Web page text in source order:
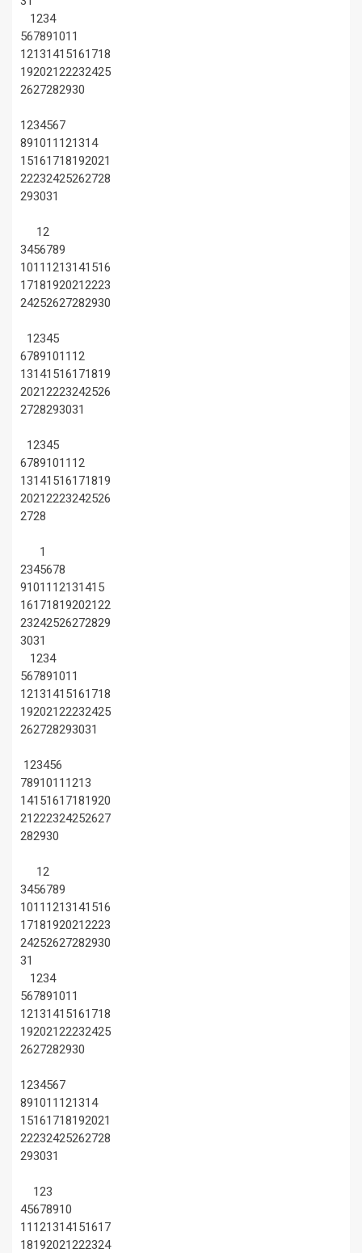
1234
567891011
12131415161718
19202122232425
2627282930
1234567
891011 121314
15161718192021
22232425262728
293031
12
3456789
1011 1213141516
17181920212223
24252627282930
12345
67891011 12
13141516171819
20212223242526
2728293031
12345
67891011 12
13141516171819
20212223242526
2728
1
2345678
91011 12131415
16171819202122
23242526272829
3031
1234
567891011
12131415161718
19202122232425
262728293031
123456
7891011 1213
14151617181920
21222324252627
282930
12
3456789
1011 1213141516
17181920212223
24252627282930
31
1234
567891011
12131415161718
19202122232425
2627282930
1234567
891011 121314
15161718192021
22232425262728
293031
123
45678910
11 121314151617
18192021222324